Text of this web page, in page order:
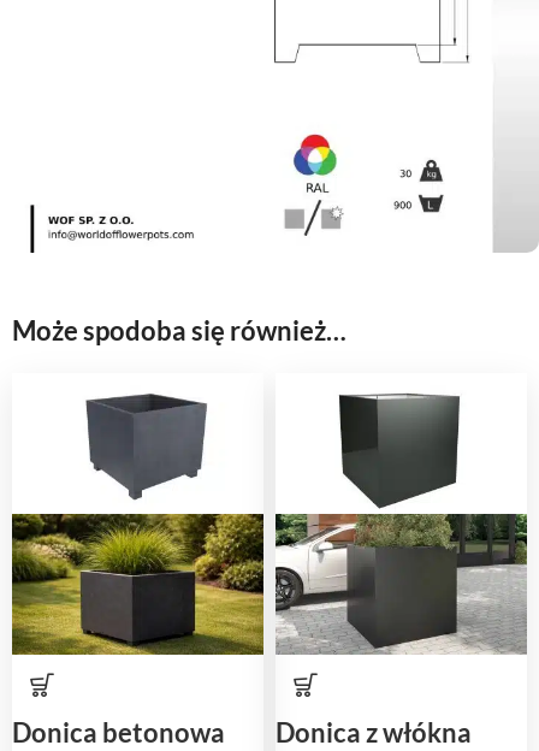
Może spodoba się również…
Donica betonowa
Donica z włókna